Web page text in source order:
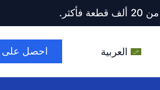
العربية احصل